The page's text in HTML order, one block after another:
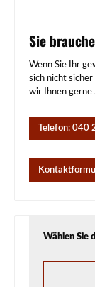
Sie
Wenn Sie Ihr
sich nicht
wir Ihnen gerne
Telefon:
Wählen Sie